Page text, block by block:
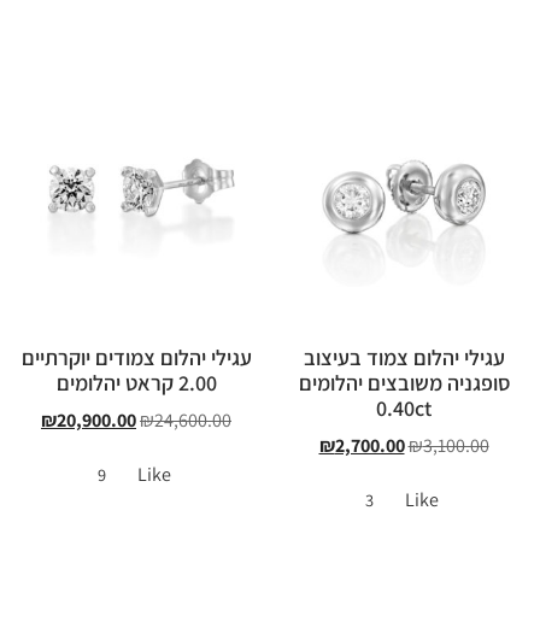
עגילי יהלום צמוד בעיצוב
סופגניה משובצים יהלומים
0.40ct
₪3,100.00
₪2,700.00
Like
3
עגילי יהלום צמודים יוקרתיים
2.00 קראט יהלומים
₪24,600.00
₪20,900.00
Like
9